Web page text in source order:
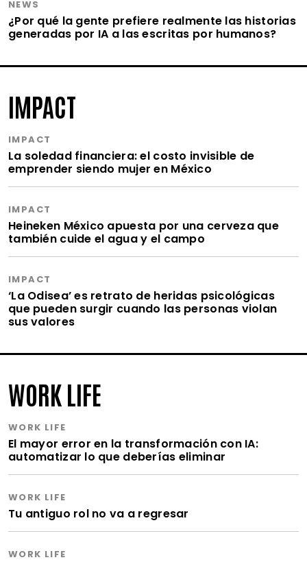
NEWS
¿Por qué la gente prefiere realmente las historias
generadas por IA a las escritas por humanos?
IMPACT
IMPACT
La soledad financiera: el costo invisible de
emprender siendo mujer en México
IMPACT
Heineken México apuesta por una cerveza que
también cuide el agua y el campo
IMPACT
‘La Odisea’ es retrato de heridas psicológicas
que pueden surgir cuando las personas violan
sus valores
WORK LIFE
WORK LIFE
El mayor error en la transformación con IA:
automatizar lo que deberías eliminar
WORK LIFE
Tu antiguo rol no va a regresar
WORK LIFE